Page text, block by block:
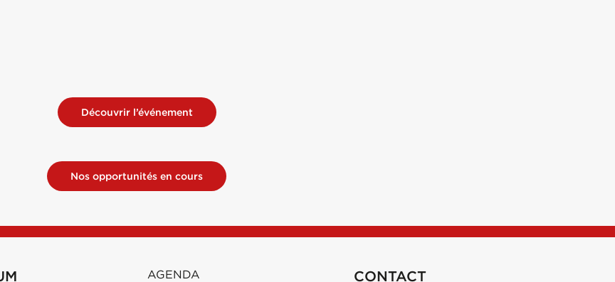
Découvrir l’événement
Nos opportunités en cours
AGENDA CONTACT